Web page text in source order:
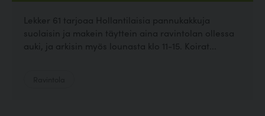
Lekker 61 tarjoaa Hollantilaisia pannukakkuja
suolaisin ja makein täyttein aina ravintolan ollessa
auki, ja arkisin myös lounasta klo 11-15. Koirat...